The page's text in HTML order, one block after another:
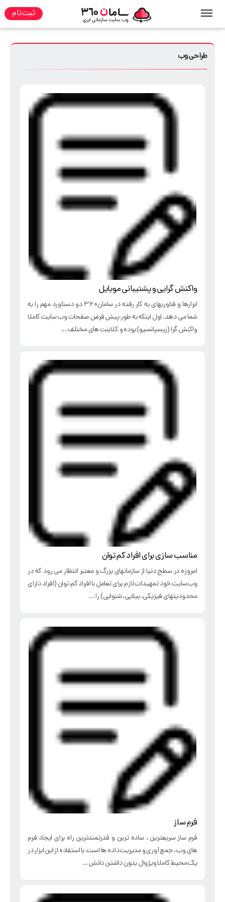
ثبت نام صفحه نخست مطالب طراحی وب
طراحی وب
واکنش گرایی و پشتیبانی موبایل
ابزارها و فناوریهای به کار رفته در سامان360 دو دستاورد مهم را به
شما می دهد. اول اینکه به طور پیش فرض صفحات وب سایت کاملا
واکنش گرا (ریسپانسیو) بوده و کلاینت های مختلف ...
مناسب سازی برای افراد کم توان
امروزه در سطح دنیا از سازمانهای بزرگ و معتبر انتظار می رود که در
وب سایت خود تمهیدات لازم برای تعامل با افراد کم توان (افراد دارای
محدودیتهای فیزیکی، بینایی، شنوایی) را ...
فرم ساز
فرم ساز سریعترین ، ساده ترین و قدرتمندترین راه برای ایجاد فرم
های وب ، جمع آوری و مدیریت داده ها است. با استفاده از این ابزار در
یک محیط کاملا ویژوال بدون داشتن دانش ...